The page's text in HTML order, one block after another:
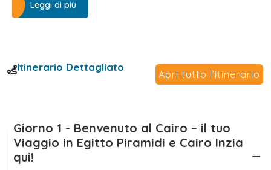
dettagli per offrirti il massimo comfort e
Il primo giorno ti darà un assaggio del
fascino della capitale egiziana, con
attendono. Ma il vero spettacolo inizia il
secondo giorno, con la visita allePiramidi di
Giza, un’icona senza tempo che continua a
Leggi di più
Itinerario Dettagliato
Apri tutto l’itinerario
Giorno 1 - Benvenuto al Cairo – il tuo
Viaggio in Egitto Piramidi e Cairo Inzia
qui!